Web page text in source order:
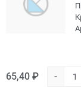
65,40 ₽ -